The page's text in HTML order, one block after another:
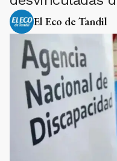
El Eco de Tandil